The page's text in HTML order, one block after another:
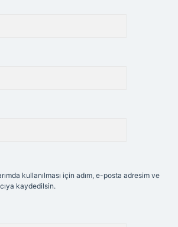
kullanılması için adım, e-posta adresim ve
kaydedilsin.